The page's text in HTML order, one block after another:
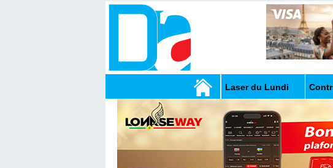
Laser du Lundi